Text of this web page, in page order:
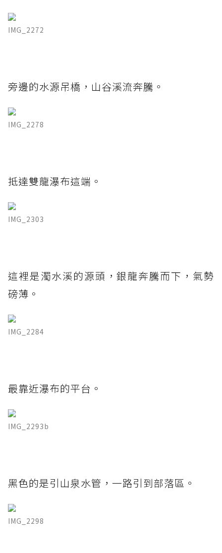
IMG_2272
旁邊的水源吊橋，山谷溪流奔騰。
IMG_2278
抵達雙龍瀑布這端。
IMG_2303
這裡是濁水溪的源頭，銀龍奔騰而下，氣勢
磅薄。
IMG_2284
最靠近瀑布的平台。
IMG_2293b
黑色的是引山泉水管，一路引到部落區。
IMG_2298